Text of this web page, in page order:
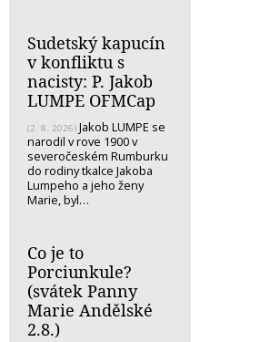
Sudetský kapucín
v konfliktu s
nacisty: P. Jakob
LUMPE OFMCap
(2. 8. 2026) Jakob LUMPE se
narodil v rove 1900 v
severočeském Rumburku
do rodiny tkalce Jakoba
Lumpeho a jeho ženy
Marie, byl…
Co je to
Porciunkule?
(svátek Panny
Marie Andělské
2.8.)